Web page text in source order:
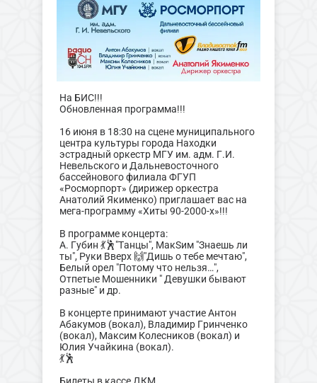
На БИС!!!
Обновленная программа!!!
16 июня в 18:30 на сцене муниципального
центра культуры города Находки
эстрадный оркестр МГУ им. адм. Г.И.
Невельского и Дальневосточного
бассейнового филиала ФГУП
«Росморпорт» (дирижер оркестра
Анатолий Якименко) приглашает вас на
мега-программу «Хиты 90-2000-х»!!!
В программе концерта:
А. Губин 💃🕺"Танцы", МакSим "Знаешь ли
ты", Руки Вверх 🙌"Дишь о тебе мечтаю",
Белый орел "Потому что нельзя…",
Отпетые Мошенники " Девушки бывают
разные" и др.
В концерте принимают участие Антон
Абакумов (вокал), Владимир Гринченко
(вокал), Максим Колесников (вокал) и
Юлия Учайкина (вокал).
💃🕺